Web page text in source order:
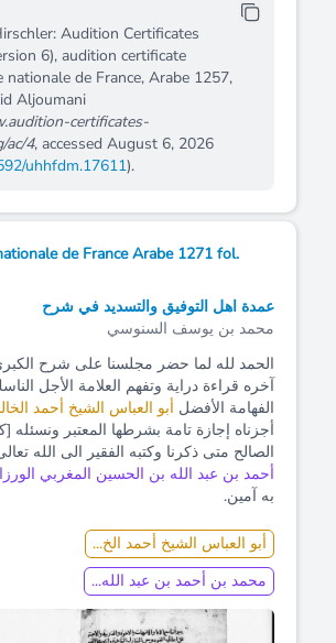
Audition Certificates
6), audition certificate
nationale de France, Arabe 1257,
Aljoumani
certificates-
ac/4, accessed August 6, 2026
uhhfdm.17611).
de France Arabe 1271 fol.
عمدة اهل التوفيق والتسديد في شرح
محمد بن يوسف السنوسي
الحمد لله لما حضر مجلسنا على شرح
آخره قراءة دراية وتفهم العلامة الأجل
الفهامة الأفضل أبو العباس الشيخ أحمد
أجزناه إجازة تامة بشرطها المعتبر ونسئله
الصالح متى ذكرنا وكتبه الفقير الى الله
أحمد بن عبد الله بن الحسين المغربي
به آمين.
أبو العباس الشيخ أحمد الخ...
محمد بن أحمد بن عبد الله...